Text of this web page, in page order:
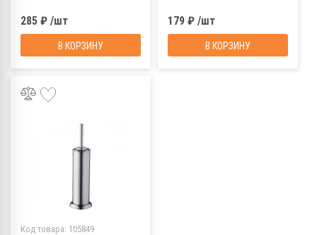
285 ₽ /шт
В КОРЗИНУ
179 ₽ /шт
В КОРЗИНУ
Код товара: 105849